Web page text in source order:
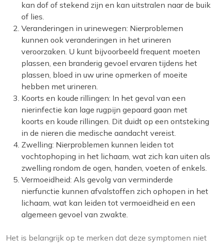
kan dof of stekend zijn en kan uitstralen naar de buik
of lies.
Veranderingen in urinewegen: Nierproblemen
kunnen ook veranderingen in het urineren
veroorzaken. U kunt bijvoorbeeld frequent moeten
plassen, een branderig gevoel ervaren tijdens het
plassen, bloed in uw urine opmerken of moeite
hebben met urineren.
Koorts en koude rillingen: In het geval van een
nierinfectie kan lage rugpijn gepaard gaan met
koorts en koude rillingen. Dit duidt op een ontsteking
in de nieren die medische aandacht vereist.
Zwelling: Nierproblemen kunnen leiden tot
vochtophoping in het lichaam, wat zich kan uiten als
zwelling rondom de ogen, handen, voeten of enkels.
Vermoeidheid: Als gevolg van verminderde
nierfunctie kunnen afvalstoffen zich ophopen in het
lichaam, wat kan leiden tot vermoeidheid en een
algemeen gevoel van zwakte.
Het is belangrijk op te merken dat deze symptomen niet